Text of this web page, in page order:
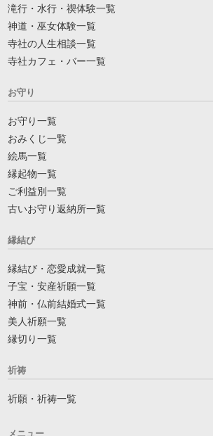
滝行・水行・禊体験一覧
神道・巫女体験一覧
寺社の人生相談一覧
寺社カフェ・バー一覧
お守り
お守り一覧
おみくじ一覧
絵馬一覧
縁起物一覧
ご利益別一覧
古いお守り返納所一覧
縁結び
縁結び・恋愛成就一覧
子宝・安産祈願一覧
神前・仏前結婚式一覧
美人祈願一覧
縁切り一覧
祈祷
祈願・祈祷一覧
メニュー